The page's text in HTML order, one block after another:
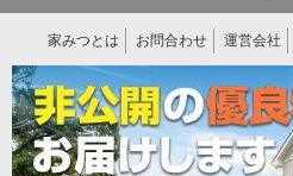
家みつとは お問合わせ 運営会社